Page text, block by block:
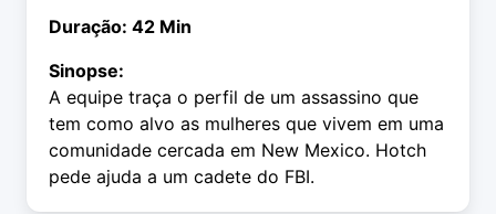
Duração: 42 Min
Sinopse:
A equipe traça o perfil de um assassino que
tem como alvo as mulheres que vivem em uma
comunidade cercada em New Mexico. Hotch
pede ajuda a um cadete do FBI.